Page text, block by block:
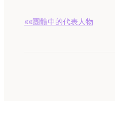
««團體中的代表人物